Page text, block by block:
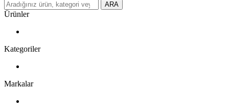
ARA
Ürünler
Kategoriler
Markalar